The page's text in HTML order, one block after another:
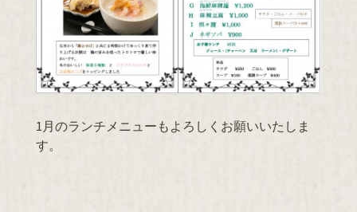
1月のランチメニューもよろしくお願いいたしま
す。